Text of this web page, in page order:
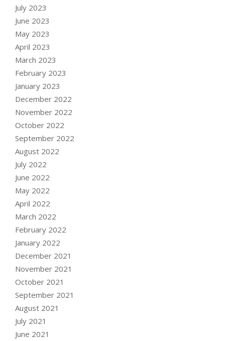
July 2023
June 2023
May 2023
April 2023
March 2023
February 2023
January 2023
December 2022
November 2022
October 2022
September 2022
August 2022
July 2022
June 2022
May 2022
April 2022
March 2022
February 2022
January 2022
December 2021
November 2021
October 2021
September 2021
August 2021
July 2021
June 2021